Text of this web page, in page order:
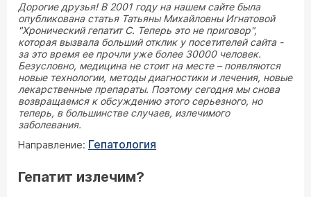
Дорогие друзья! В 2001 году на нашем сайте была
опубликована статья Татьяны Михайловны Игнатовой
"Хронический гепатит С. Теперь это не приговор",
которая вызвала больший отклик у посетителей сайта -
за это время ее прочли уже более 30000 человек.
Безусловно, медицина не стоит на месте – появляются
новые технологии, методы диагностики и лечения, новые
лекарственные препараты. Поэтому сегодня мы снова
возвращаемся к обсуждению этого серьезного, но
теперь, в большинстве случаев, излечимого
заболевания.
Направление: Гепатология
Гепатит излечим?